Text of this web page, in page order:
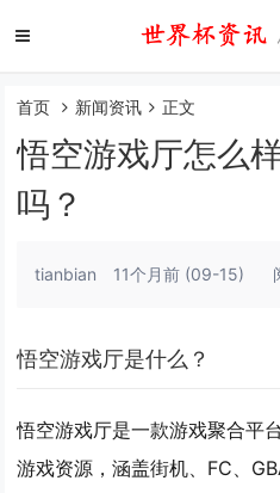
首页 新闻资讯 正文
悟空游戏厅怎么
吗？
tianbian 11个月前 (09-15)
悟空游戏厅是什么？
悟空游戏厅是一款游戏聚合平
游戏资源，涵盖街机、FC、